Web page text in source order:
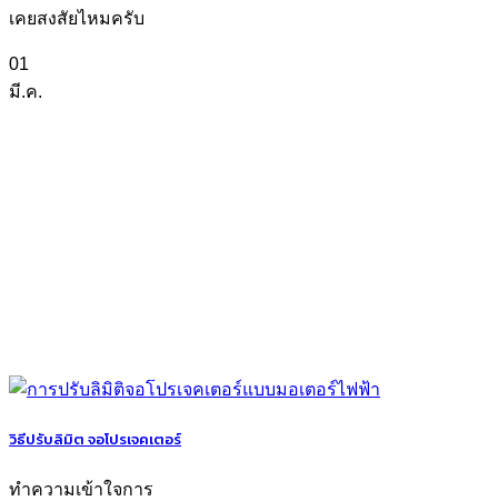
เคยสงสัยไหมครับ
01
มี.ค.
วิธีปรับลิมิต จอโปรเจคเตอร์
ทำความเข้าใจการ